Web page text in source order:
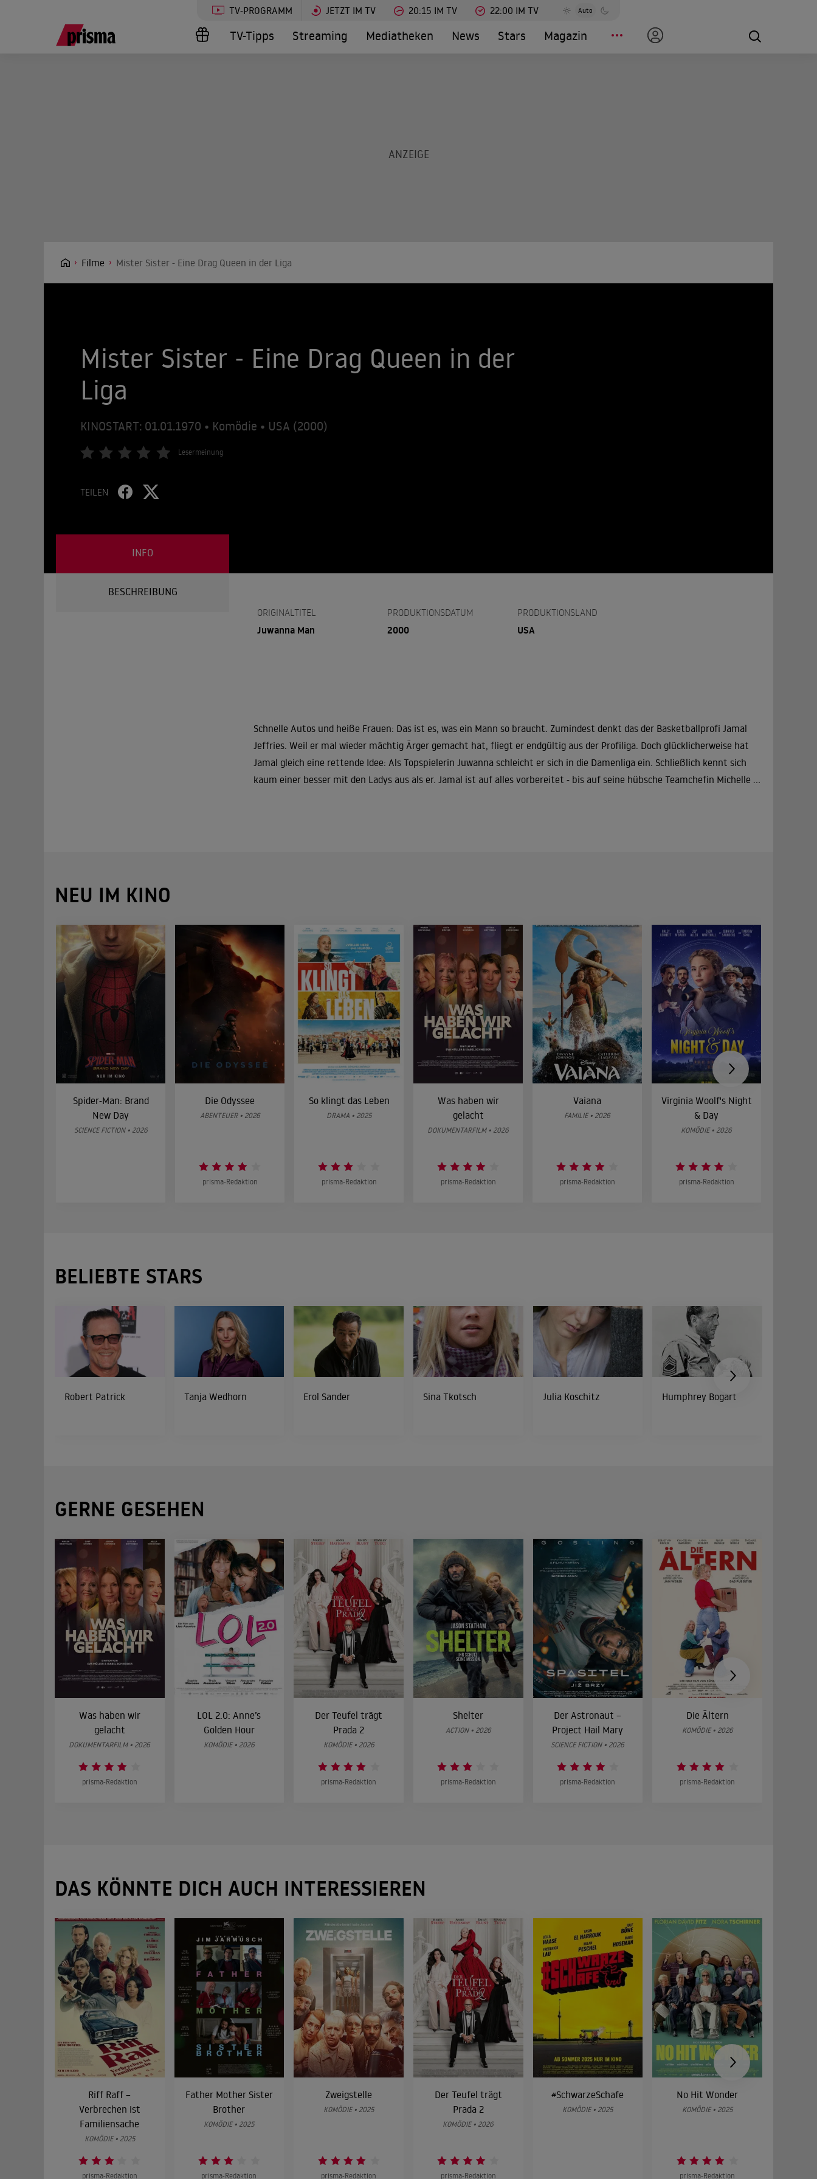
TV-PROGRAMM JETZT IM TV 20:15 IM TV 22:00 IM TV Auto
TV-Tipps Streaming Mediatheken News Stars Magazin
Filme Mister Sister - Eine Drag Queen in der Liga
Mister Sister - Eine Drag Queen in der
Liga
KINOSTART: 01.01.1970 • Komödie • USA (2000)
Lesermeinung
TEILEN
INFO
BESCHREIBUNG
ORIGINALTITEL
Juwanna Man
PRODUKTIONSDATUM
2000
PRODUKTIONSLAND
USA
Schnelle Autos und heiße Frauen: Das ist es, was ein Mann so braucht. Zumindest denkt das der Basketballprofi Jamal
Jeffries. Weil er mal wieder mächtig Ärger gemacht hat, fliegt er endgültig aus der Profiliga. Doch glücklicherweise hat
Jamal gleich eine rettende Idee: Als Topspielerin Juwanna schleicht er sich in die Damenliga ein. Schließlich kennt sich
kaum einer besser mit den Ladys aus als er. Jamal ist auf alles vorbereitet - bis auf seine hübsche Teamchefin Michelle ...
NEU IM KINO
Spider-Man: Brand
New Day
SCIENCE FICTION • 2026
Die Odyssee
ABENTEUER • 2026
prisma-Redaktion
So klingt das Leben
DRAMA • 2025
prisma-Redaktion
Was haben wir
gelacht
DOKUMENTARFILM • 2026
prisma-Redaktion
Vaiana
FAMILIE • 2026
prisma-Redaktion
Virginia Woolf's Night
& Day
KOMÖDIE • 2026
prisma-Redaktion
BELIEBTE STARS
Robert Patrick Tanja Wedhorn Erol Sander Sina Tkotsch Julia Koschitz Humphrey Bogart
GERNE GESEHEN
Was haben wir
gelacht
DOKUMENTARFILM • 2026
prisma-Redaktion
LOL 2.0: Anne’s
Golden Hour
KOMÖDIE • 2026
Der Teufel trägt
Prada 2
KOMÖDIE • 2026
prisma-Redaktion
Shelter
ACTION • 2026
prisma-Redaktion
Der Astronaut –
Project Hail Mary
SCIENCE FICTION • 2026
prisma-Redaktion
Die Ältern
KOMÖDIE • 2026
prisma-Redaktion
DAS KÖNNTE DICH AUCH INTERESSIEREN
Riff Raff –
Verbrechen ist
Familiensache
KOMÖDIE • 2025
prisma-Redaktion
Father Mother Sister
Brother
KOMÖDIE • 2025
prisma-Redaktion
Zweigstelle
KOMÖDIE • 2025
prisma-Redaktion
Der Teufel trägt
Prada 2
KOMÖDIE • 2026
prisma-Redaktion
#SchwarzeSchafe
KOMÖDIE • 2025
No Hit Wonder
KOMÖDIE • 2025
prisma-Redaktion